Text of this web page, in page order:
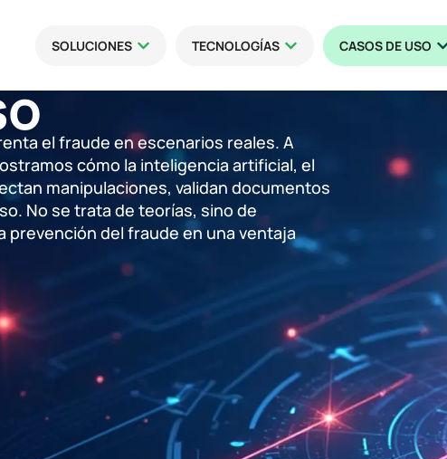
SOLUCIONES TECNOLOGÍAS CASOS DE USO
el fraude en escenarios reales. A
cómo la inteligencia artificial, el
manipulaciones, validan documentos
No se trata de teorías, sino de
del fraude en una ventaja